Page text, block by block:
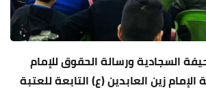
السجادية ورسالة الحقوق للإمام
زين العابدين (ع) التابعة للعتبة